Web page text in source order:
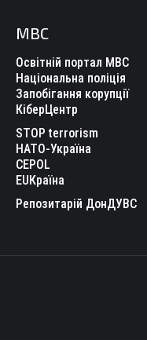
МВС
Освітній портал МВС
Національна поліція
Запобігання корупції
КіберЦентр
STOP terrorism
НАТО-Україна
CEPOL
EUКраїна
Репозитарій ДонДУВС